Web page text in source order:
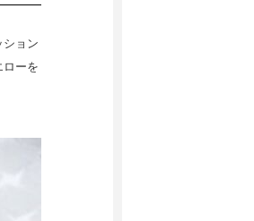
ション
ローを